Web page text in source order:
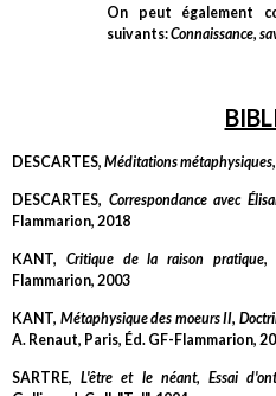
On peut également
suivants:Connaissance,
DESCARTES, Méditations métaphysiques
DESCARTES, Correspondance avec
Flammarion, 2018
KANT, Critique de la raison pratique,
Flammarion, 2003
KANT, Métaphysique des moeurs II,
A. Renaut, Paris, Éd. GF-Flammarion,
SARTRE,L'être et le néant, Essai